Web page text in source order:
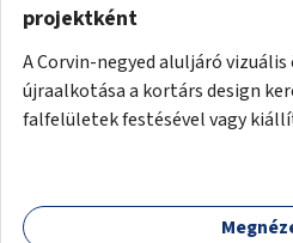
projektként
A Corvin-negyed aluljáró vizuális
újraalkotása a kortárs design
falfelületek festésével vagy
bemutatkozásra, szélesebb